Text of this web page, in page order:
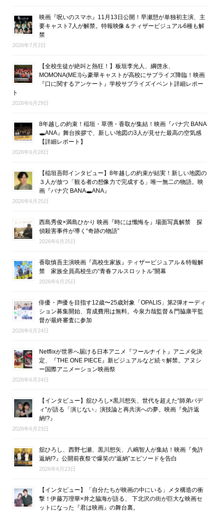
映画『呪いのスマホ』11月13日公開！早瀬憩が単独初主演、主
要キャスト7人が解禁。特報映像＆ティザービジュアル6種も解
禁
2026年7月2日
【全校生徒が絶叫と熱狂！】板垣李光人、綱啓永、
MOMONA(ME:I)ら豪華キャストが高校にサプライズ降臨！映画
『口に関するアンケート』学校サプライズイベント詳細レポー
ト
2026年6月29日
8年越しの約束！稲垣・草彅・香取が集結！映画『バナ穴 BANA
🕳ANA』舞台挨拶で、新しい地図の3人が見せた最高の空気感
【詳細レポート】
2026年6月28日
【稲垣吾郎インタビュー】8年越しの約束が結実！新しい地図の
３人が放つ「観る者の想像力で完成する」唯一無二の物語。映
画『バナ穴 BANA🕳ANA』
2026年6月25日
西島秀俊×満島ひかり 映画『時には懺悔を』場面写真解禁 探
偵殺害事件が導く“奇跡の物語”
2026年6月25日
香取慎吾主演映画『高校生家族』ティザービジュアル＆特報解
禁 家族全員高校生の“青春フルスロットル”開幕
2026年6月25日
俳優・声優を目指す12歳〜25歳対象「OPALIS」第2弾オーディ
ション募集開始、育成費用は無料。今泉力哉監督＆門脇康平監
督が最終審査に参加
2026年6月24日
Netflixが世界へ届ける日本アニメ『フールナイト』アニメ化決
定、『THE ONE PIECE』新ビジュアルなど続々解禁。アヌシ
ー国際アニメーション映画祭
2026年6月24日
【インタビュー】舘ひろし×黒川想矢、世代を超えた“師弟バデ
ィ”が語る「演じない」演技論と再共演への夢。映画『免許返
納!?』
2026年6月23日
舘ひろし、西野七瀬、黒川想矢、八嶋智人が集結！映画『免許
返納!?』公開前夜祭で爆笑の“返納”エピソードを告白
2026年6月23日
【インタビュー】「自分たちが映画の中にいる」メタ構造の衝
撃！伊藤万理華×井之脇海が語る、 下北沢の街が巨大な映画セ
ットになった『君は映画』の舞台裏。